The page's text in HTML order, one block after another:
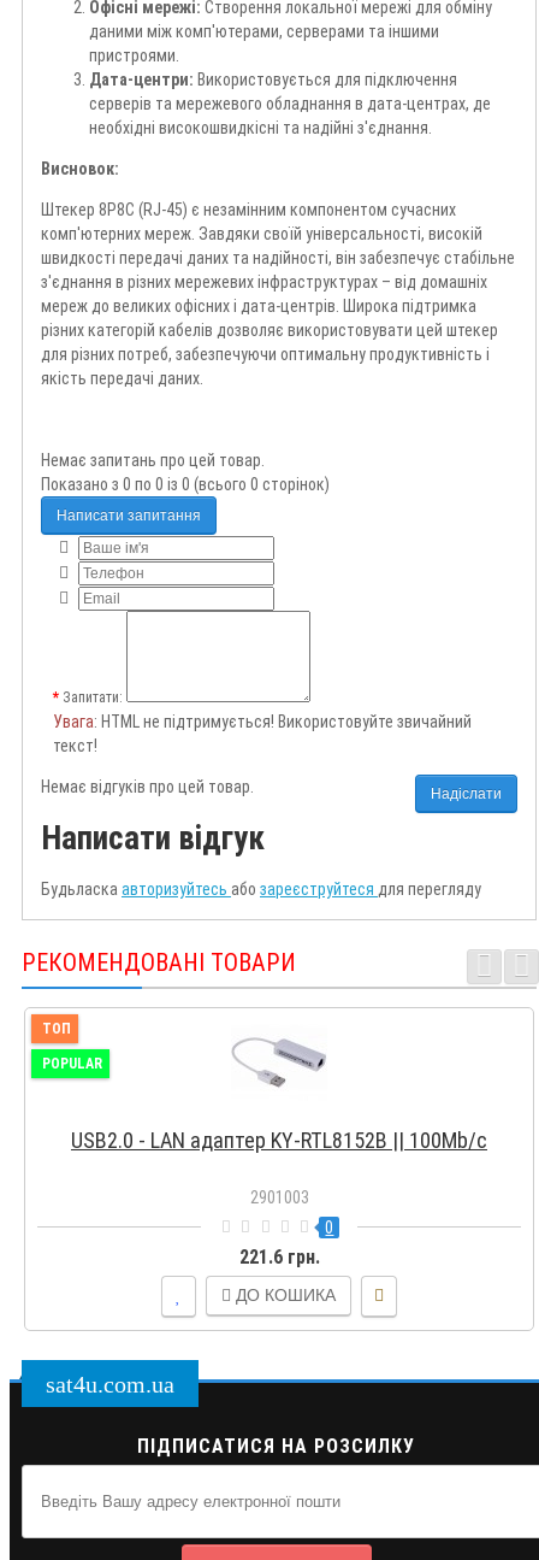
Офісні мережі: Створення локальної мережі для обміну
даними між комп'ютерами, серверами та іншими
пристроями.
Дата-центри: Використовується для підключення
серверів та мережевого обладнання в дата-центрах, де
необхідні високошвидкісні та надійні з'єднання.
Висновок:
Штекер 8P8C (RJ-45) є незамінним компонентом сучасних
комп'ютерних мереж. Завдяки своїй універсальності, високій
швидкості передачі даних та надійності, він забезпечує стабільне
з'єднання в різних мережевих інфраструктурах – від домашніх
мереж до великих офісних і дата-центрів. Широка підтримка
різних категорій кабелів дозволяє використовувати цей штекер
для різних потреб, забезпечуючи оптимальну продуктивність і
якість передачі даних.
Немає запитань про цей товар.
Показано з 0 по 0 із 0 (всього 0 сторінок)
Написати запитання
Запитати:
Увага: HTML не підтримується! Використовуйте звичайний
текст!
Надіслати
Немає відгуків про цей товар.
Написати відгук
Будьласка авторизуйтесь або зареєструйтеся для перегляду
РЕКОМЕНДОВАНІ ТОВАРИ
ТОП
POPULAR
USB2.0 - LAN адаптер KY-RTL8152B || 100Mb/c
2901003
0
221.6 грн.
ДО КОШИКА
sat4u.com.ua
ПІДПИСАТИСЯ НА РОЗСИЛКУ